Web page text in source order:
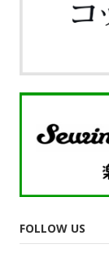
FOLLOW US